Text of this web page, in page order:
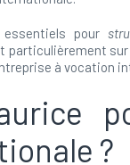
pour
particulièrement
à vocation
?